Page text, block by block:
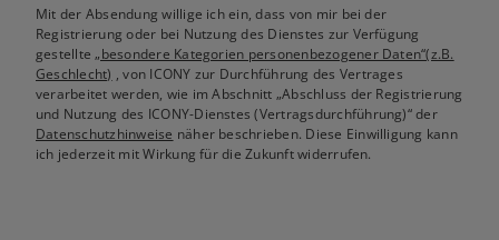
Mit der Absendung willige ich ein, dass von mir bei der
Registrierung oder bei Nutzung des Dienstes zur Verfügung
gestellte„besondere Kategorien personenbezogener Daten“(z.B.
Geschlecht) , von ICONY zur Durchführung des Vertrages
verarbeitet werden, wie im Abschnitt „Abschluss der Registrierung
und Nutzung des ICONY-Dienstes (Vertragsdurchführung)“ der
Datenschutzhinweise näher beschrieben. Diese Einwilligung kann
ich jederzeit mit Wirkung für die Zukunft widerrufen.